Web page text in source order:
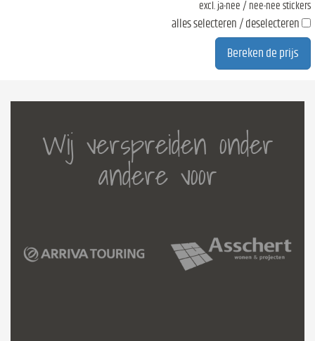
excl. ja-nee / nee-nee stickers
alles selecteren / deselecteren
Wij verspreiden onder
andere voor